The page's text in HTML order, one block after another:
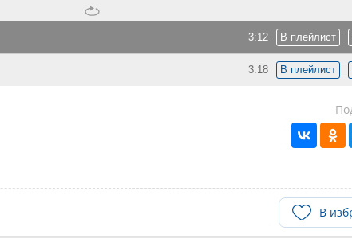
3:12 В плейлист
3:18 В плейлист
В